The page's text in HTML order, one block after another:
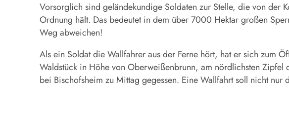
Vorsorglich sind geländekundige Soldaten zur Stelle, die von der
Ordnung hält. Das bedeutet in dem über 7000 Hektar großen
Weg abweichen!
Als ein Soldat die Wallfahrer aus der Ferne hört, hat er sich zum
Waldstück in Höhe von Oberweißenbrunn, am nördlichsten Zipfel
bei Bischofsheim zu Mittag gegessen. Eine Wallfahrt soll nicht nur